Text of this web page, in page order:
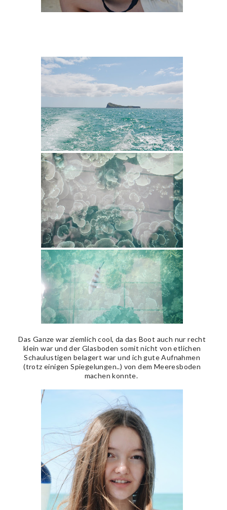
Das Ganze war ziemlich cool, da das Boot auch nur recht
klein war und der Glasboden somit nicht von etlichen
Schaulustigen belagert war und ich gute Aufnahmen
(trotz einigen Spiegelungen..) von dem Meeresboden
machen konnte.